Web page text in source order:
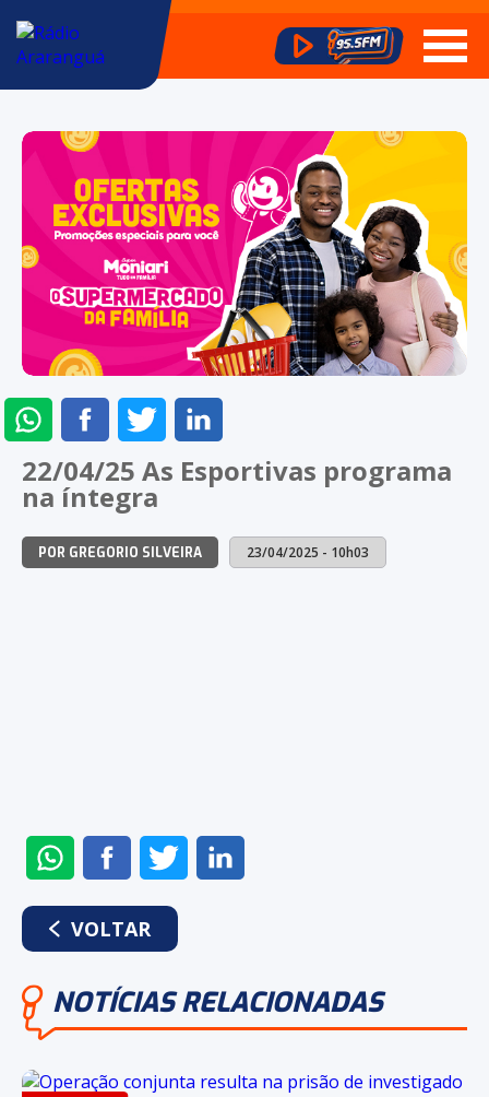
ENVIAR
NO
WHATSAPP
COMPARTILHAR
NO
FACEBOOK
COMPARTILHAR
NO
TWITTERLINKEDIN
22/04/25 As Esportivas programa
na íntegra
POR GREGORIO SILVEIRA 23/04/2025 - 10h03
ENVIAR
NO
WHATSAPP
COMPARTILHAR
NO
FACEBOOK
COMPARTILHAR
NO
VOLTAR
NOTÍCIAS RELACIONADAS